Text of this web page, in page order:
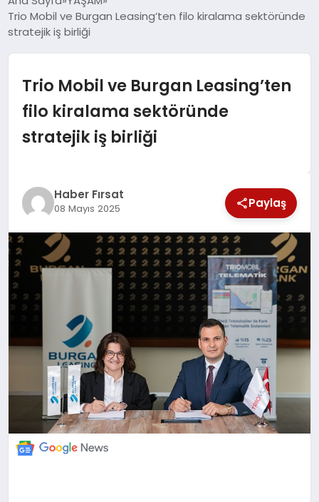
SPOR
SAĞLIK
MAGAZİN
EĞİTİM
DÜNYA
Trio Mobil ve Burgan Leasing’ten filo kiralama sektöründe
stratejik iş birliği
Trio Mobil ve Burgan Leasing’ten
filo kiralama sektöründe
stratejik iş birliği
Haber Fırsat
08 Mayıs 2025 Paylaş